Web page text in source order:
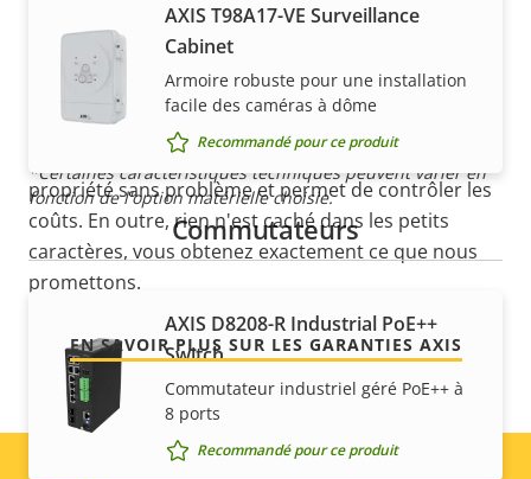
Utilisable en extérieur
Indice de protection IP
*Certaines caractéristiques techniques peuvent varier en
fonction de l'option matérielle choisie.
AXIS T98A17-VE Surveillance
Cabinet
Armoire robuste pour une installation
facile des caméras à dôme
Recommandé pour ce produit
Commutateurs
AXIS D8208-R Industrial PoE++
Switch
Commutateur industriel géré PoE++ à
8 ports
Recommandé pour ce produit
5 ans de garantie pour plus
de tranquillité d'esprit
Notre nouvelle garantie de 5 ans offre des années de
propriété sans problème et permet de contrôler les
coûts. En outre, rien n'est caché dans les petits
caractères, vous obtenez exactement ce que nous
promettons.
EN SAVOIR PLUS SUR LES GARANTIES AXIS